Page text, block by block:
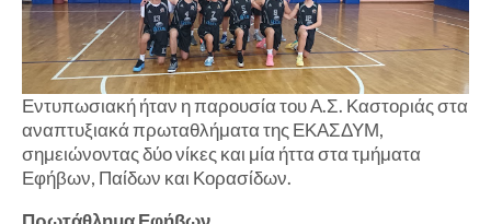
Εντυπωσιακή ήταν η παρουσία του Α.Σ. Καστοριάς στα
αναπτυξιακά πρωταθλήματα της ΕΚΑΣΔΥΜ,
σημειώνοντας δύο νίκες και μία ήττα στα τμήματα
Εφήβων, Παίδων και Κορασίδων.